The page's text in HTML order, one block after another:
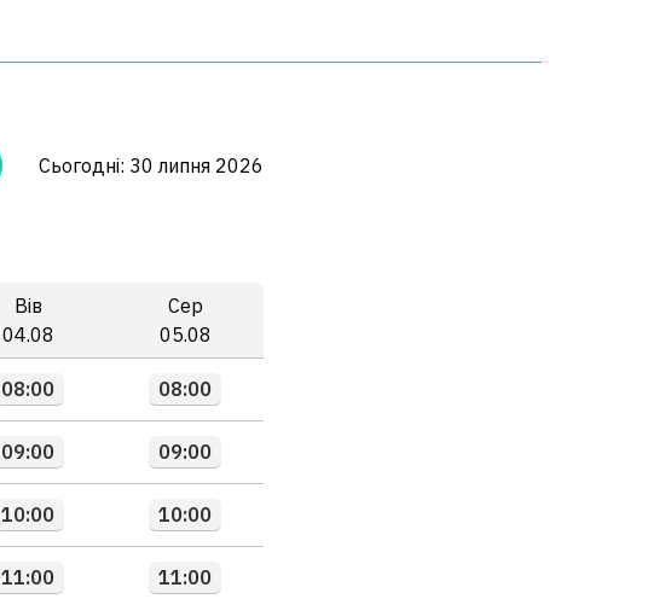
Сьогодні: 30 липня 2026
Вів
04.08
Сер
05.08
08:00
09:00
10:00
11:00
08:00
09:00
10:00
11:00